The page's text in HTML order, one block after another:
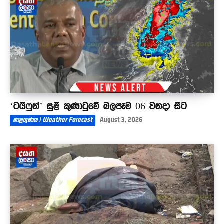
දෙනවා
04:27
‘ටයිෆූන්’ සුළි කුණාටුවේ බලපෑම 06 වනදා සිට
කාළගුණය | Weather Forecast August 3, 2026